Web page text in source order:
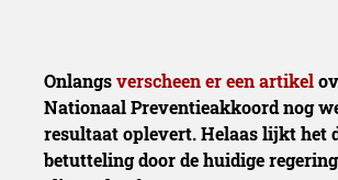
Onlangsverscheen er een artikel
Nationaal Preventieakkoord nog
resultaat oplevert. Helaas lijkt het
betutteling door de huidige